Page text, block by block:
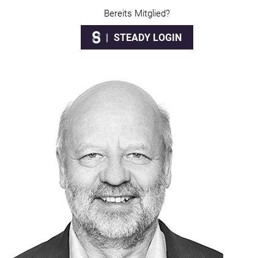
Bereits Mitglied?
STEADY LOGIN